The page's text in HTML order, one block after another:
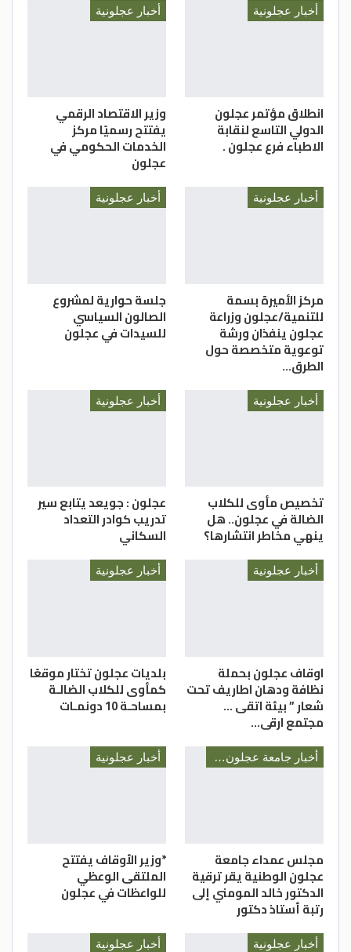
أخبار عجلونية
انطلاق مؤتمر عجلون
الدولي التاسع لنقابة
الاطباء فرع عجلون .
أخبار عجلونية
وزير الاقتصاد الرقمي
يفتتح رسميًا مركز
الخدمات الحكومي في
عجلون
أخبار عجلونية
مركز الأميرة بسمة
للتنمية/عجلون وزراعة
عجلون ينفذان ورشة
توعوية متخصصة حول
الطرق…
أخبار عجلونية
جلسة حوارية لمشروع
الصالون السياسي
للسيدات في عجلون
أخبار عجلونية
تخصيص مأوى للكلاب
الضالة في عجلون.. هل
ينهي مخاطر انتشارها؟
أخبار عجلونية
عجلون : جويعد يتابع سير
تدريب كوادر التعداد
السكاني
أخبار عجلونية
اوقاف عجلون بحملة
نظافة ودهان اطاريف تحت
شعار ” بيئة اتقى …
مجتمع ارقى…
أخبار عجلونية
بلديات عجلون تختار موقعًا
كمأوى للكلاب الضالـة
بمساحـة 10 دونمـات
أخبار جامعة عجلون الوطنية
مجلس عمداء جامعة
عجلون الوطنية يقر ترقية
الدكتور خالد المومني إلى
رتبة أستاذ دكتور
أخبار عجلونية
*وزير الأوقاف يفتتح
الملتقى الوعظي
للواعظات في عجلون
أخبار عجلونية أخبار عجلونية